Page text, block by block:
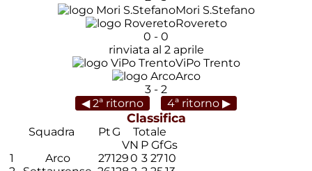
Mori S.Stefano
Rovereto
0 - 0
rinviata al 2 aprile
ViPo Trento
Arco
3 - 2
◀ 2ª ritorno
4ª ritorno ▶
Classifica
Squadra PtG
Totale
VN P GfGs
1
Arco 271290 3 2710